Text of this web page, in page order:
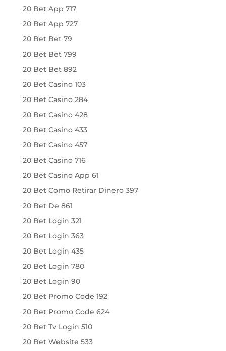
20 Bet App 717
20 Bet App 727
20 Bet Bet 79
20 Bet Bet 799
20 Bet Bet 892
20 Bet Casino 103
20 Bet Casino 284
20 Bet Casino 428
20 Bet Casino 433
20 Bet Casino 457
20 Bet Casino 716
20 Bet Casino App 61
20 Bet Como Retirar Dinero 397
20 Bet De 861
20 Bet Login 321
20 Bet Login 363
20 Bet Login 435
20 Bet Login 780
20 Bet Login 90
20 Bet Promo Code 192
20 Bet Promo Code 624
20 Bet Tv Login 510
20 Bet Website 533